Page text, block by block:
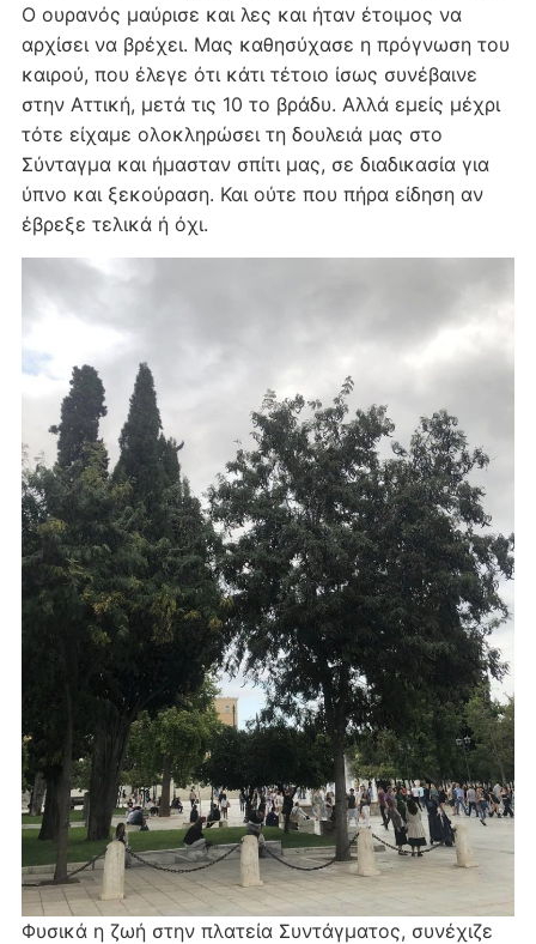
Ο ουρανός μαύρισε και λες και ήταν έτοιμος να
αρχίσει να βρέχει. Μας καθησύχασε η πρόγνωση του
καιρού, που έλεγε ότι κάτι τέτοιο ίσως συνέβαινε
στην Αττική, μετά τις 10 το βράδυ. Αλλά εμείς μέχρι
τότε είχαμε ολοκληρώσει τη δουλειά μας στο
Σύνταγμα και ήμασταν σπίτι μας, σε διαδικασία για
ύπνο και ξεκούραση. Και ούτε που πήρα είδηση αν
έβρεξε τελικά ή όχι.
Φυσικά η ζωή στην πλατεία Συντάγματος, συνέχιζε